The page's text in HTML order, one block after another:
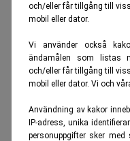
och/eller får tillgång till
mobil eller dator.
Vi använder också
ändamålen som listas
och/eller får tillgång till
mobil eller dator. Vi och
Användning av kakor
IP-adress, unika
personuppgifter sker